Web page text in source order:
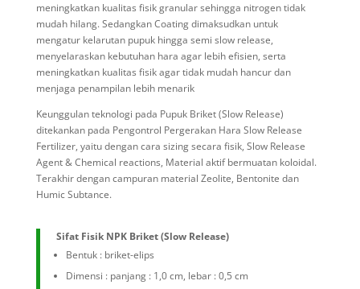
meningkatkan kualitas fisik granular sehingga nitrogen tidak
mudah hilang. Sedangkan Coating dimaksudkan untuk
mengatur kelarutan pupuk hingga semi slow release,
menyelaraskan kebutuhan hara agar lebih efisien, serta
meningkatkan kualitas fisik agar tidak mudah hancur dan
menjaga penampilan lebih menarik
Keunggulan teknologi pada Pupuk Briket (Slow Release)
ditekankan pada Pengontrol Pergerakan Hara Slow Release
Fertilizer, yaitu dengan cara sizing secara fisik, Slow Release
Agent & Chemical reactions, Material aktif bermuatan koloidal.
Terakhir dengan campuran material Zeolite, Bentonite dan
Humic Subtance.
Sifat Fisik NPK Briket (Slow Release)
Bentuk : briket-elips
Dimensi : panjang : 1,0 cm, lebar : 0,5 cm